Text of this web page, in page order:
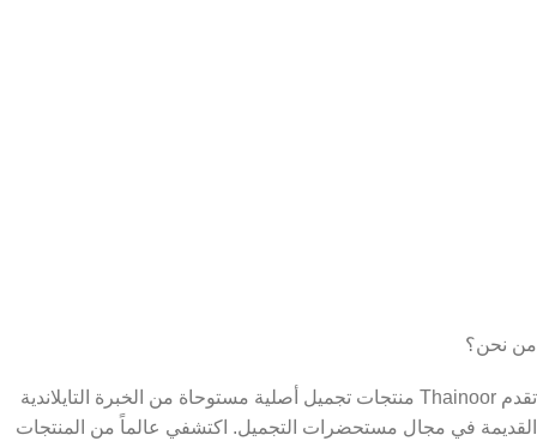
من نحن؟
تقدم Thainoor منتجات تجميل أصلية مستوحاة من الخبرة التايلاندية
القديمة في مجال مستحضرات التجميل. اكتشفي عالماً من المنتجات